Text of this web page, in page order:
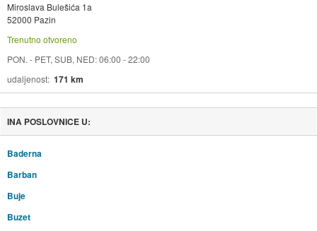
Miroslava Bulešića 1a
52000 Pazin
Trenutno otvoreno
PON. - PET, SUB, NED: 06:00 - 22:00
udaljenost 171 km
INA POSLOVNICE U:
Baderna
Barban
Buje
Buzet